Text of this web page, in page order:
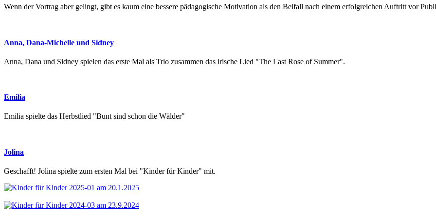
Wenn der Vortrag aber gelingt, gibt es kaum eine bessere pädagogische Motivation als den Beifall nach einem erfolgreichen Auftritt vor
Anna, Dana-Michelle und Sidney
Anna, Dana und Sidney spielen das erste Mal als Trio zusammen das irische Lied "The Last Rose of Summer".
Emilia
Emilia spielte das Herbstlied "Bunt sind schon die Wälder"
Jolina
Geschafft! Jolina spielte zum ersten Mal bei "Kinder für Kinder" mit.